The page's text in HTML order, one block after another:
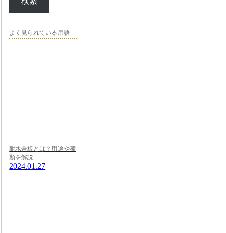
よく見られている用語
耐水合板とは？用途や種
類を解説
2024.01.27